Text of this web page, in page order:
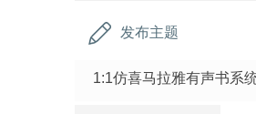
发布主题
1:1仿喜马拉雅有声书系